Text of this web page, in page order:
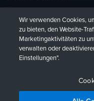
Rückgabebedingungen
Deutsch
Wir verwenden Cookies,
zu bieten, den Website-
Marketingaktivitäten zu
verwalten oder
Einstellungen".